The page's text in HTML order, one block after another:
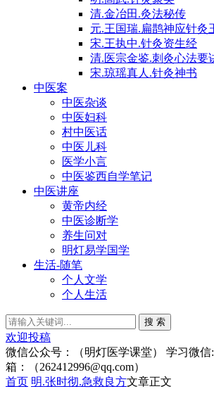
清.金冶田.灸法秘传
元.王国瑞.扁鹊神应针灸
宋.王执中.针灸资生经
清.医宗金鉴.刺灸心法要
宋.琼瑶真人.针灸神书
中医案
中医杂谈
中医妇科
村中医话
中医儿科
医学小言
中医鉴西自学笔记
中医讲座
黄帝内经
中医诊断学
养生问对
明灯易学国学
生活-随笔
个人文学
个人生活
搜 索
欢迎投稿
微信公众号：（明灯医学课堂） 学习微信:
箱：（262412996@qq.com）
首页 明.张时彻.急救良方文章正文